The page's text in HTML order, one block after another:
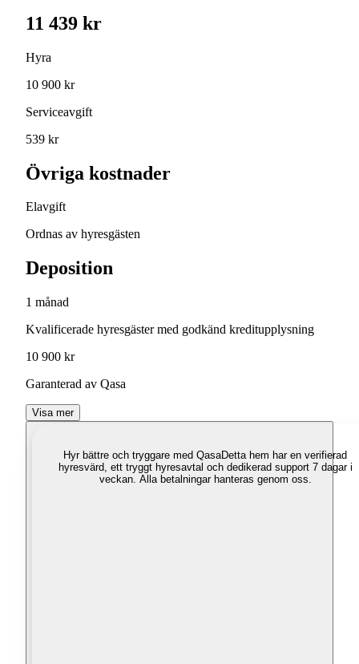
11 439 kr
Hyra
10 900 kr
Serviceavgift
539 kr
Övriga kostnader
Elavgift
Ordnas av hyresgästen
Deposition
1 månad
Kvalificerade hyresgäster med godkänd kreditupplysning
10 900 kr
Garanterad av Qasa
Visa mer
Hyr bättre och tryggare med QasaDetta hem har en verifierad
hyresvärd, ett tryggt hyresavtal och dedikerad support 7 dagar i
veckan. Alla betalningar hanteras genom oss.